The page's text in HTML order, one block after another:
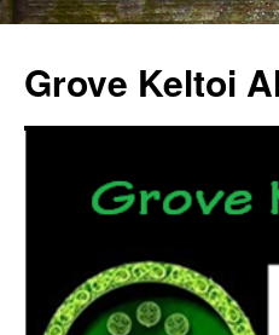
Grove Keltoi